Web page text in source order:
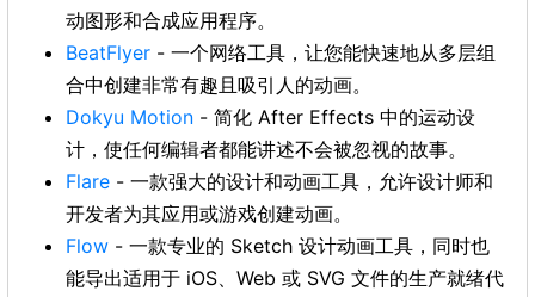
动图形和合成应用程序。
BeatFlyer - 一个网络工具，让您能快速地从多层组
合中创建非常有趣且吸引人的动画。
Dokyu Motion - 简化 After Effects 中的运动设
计，使任何编辑者都能讲述不会被忽视的故事。
Flare - 一款强大的设计和动画工具，允许设计师和
开发者为其应用或游戏创建动画。
Flow - 一款专业的 Sketch 设计动画工具，同时也
能导出适用于 iOS、Web 或 SVG 文件的生产就绪代